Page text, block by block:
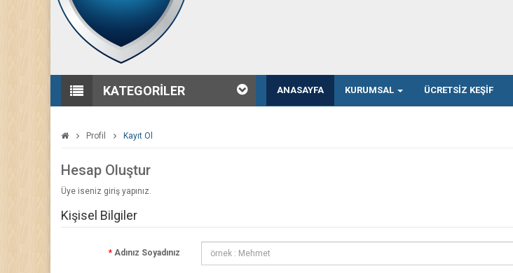
KATEGORILER ANASAYFA KURUMSAL ÜCRETSIZ KEŞIF
Profil Kayıt Ol
Hesap Oluştur
Üye iseniz giriş yapınız.
Kişisel Bilgiler
Adınız Soyadınız